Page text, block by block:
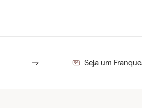
Seja um